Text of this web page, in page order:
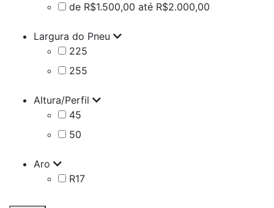
de R$1.500,00 até R$2.000,00
Largura do Pneu
225
255
Altura/Perfil
45
50
Aro
R17